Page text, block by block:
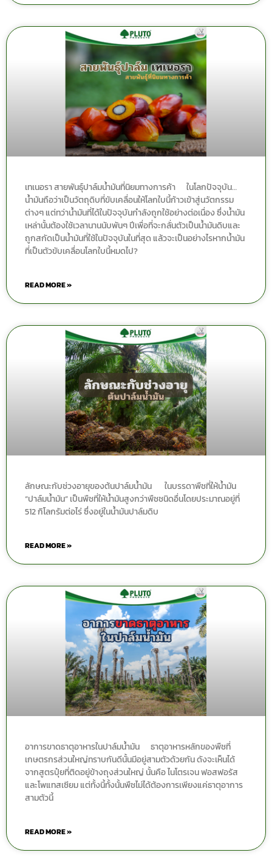
เทเนอรา สายพันธุ์ปาล์มน้ำมันที่นิยมทางการค้า ในโลกปัจจุบัน…
น้ำมันถือว่าเป็นวัตถุดิบที่ขับเคลื่อนให้โลกใบนี้ก้าวเข้าสู่นวัตกรรม
ต่างๆ แต่ทว่าน้ำมันที่ได้ในปัจจุบันกำลังถูกใช้อย่างต่อเนื่อง ซึ่งน้ำมัน
เหล่านั้นต้องใช้เวลานานนับพันๆ ปีเพื่อที่จะกลั่นตัวเป็นน้ำมันดิบและ
ถูกสกัดเป็นน้ำมันที่ใช้ในปัจจุบันในที่สุด แล้วจะเป็นอย่างไรหากน้ำมัน
ที่เป็นตัวขับเคลื่อนโลกใบนี้หมดไป?
READ MORE »
ลักษณะกับช่วงอายุของต้นปาล์มน้ำมัน ในบรรดาพืชที่ให้น้ำมัน
“ปาล์มน้ำมัน” เป็นพืชที่ให้น้ำมันสูงกว่าพืชชนิดอื่นโดยประมาณอยู่ที่
512 กิโลกรัมต่อไร่ ซึ่งอยู่ในน้ำมันปาล์มดิบ
READ MORE »
อาการขาดธาตุอาหารในปาล์มน้ำมัน ธาตุอาหารหลักของพืชที่
เกษตรกรส่วนใหญ่ทราบกันดีนั้นมีอยู่สามตัวด้วยกัน ดังจะเห็นได้
จากสูตรปุ๋ยที่ติดอยู่ข้างถุงส่วนใหญ่ นั้นคือ ไนโตรเจน ฟอสฟอรัส
และโพแทสเซียม แต่ทั้งนี้ทั้งนั้นพืชไม่ได้ต้องการเพียงแค่ธาตุอาการ
สามตัวนี้
READ MORE »